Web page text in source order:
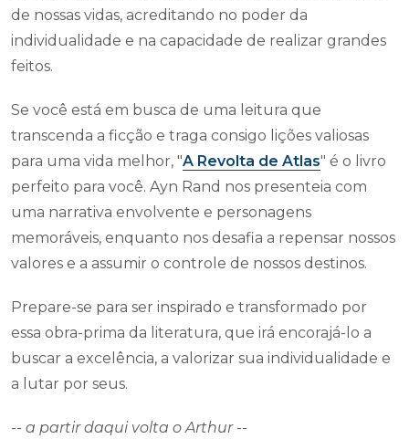
de nossas vidas, acreditando no poder da
individualidade e na capacidade de realizar grandes
feitos.
Se você está em busca de uma leitura que
transcenda a ficção e traga consigo lições valiosas
para uma vida melhor, "A Revolta de Atlas" é o livro
perfeito para você. Ayn Rand nos presenteia com
uma narrativa envolvente e personagens
memoráveis, enquanto nos desafia a repensar nossos
valores e a assumir o controle de nossos destinos.
Prepare-se para ser inspirado e transformado por
essa obra-prima da literatura, que irá encorajá-lo a
buscar a excelência, a valorizar sua individualidade e
a lutar por seus.
-- a partir daqui volta o Arthur --